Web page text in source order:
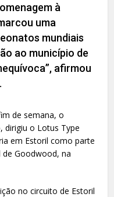
à
uma
mundiais
ao município de
afirmou
de semana, o
dirigiu o Lotus Type
em Estoril como parte
Goodwood, na
no circuito de Estoril